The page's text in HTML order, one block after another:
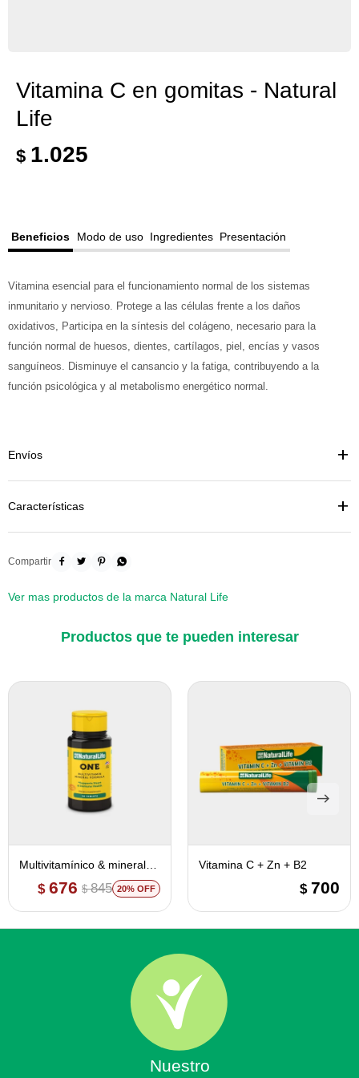
Vitamina C en gomitas - Natural
Life
$ 1.025
Beneficios Modo de uso Ingredientes Presentación
Vitamina esencial para el funcionamiento normal de los sistemas
inmunitario y nervioso. Protege a las células frente a los daños
oxidativos, Participa en la síntesis del colágeno, necesario para la
función normal de huesos, dientes, cartílagos, piel, encías y vasos
sanguíneos. Disminuye el cansancio y la fatiga, contribuyendo a la
función psicológica y al metabolismo energético normal.
Envíos
Características
   
Ver mas productos de la marca Natural Life
Productos que te pueden interesar
Multivitamínico & mineral
ONE - Natural Life
$ 676 $ 845 20
Vitamina C + Zn + B2
$ 700
Nuestro